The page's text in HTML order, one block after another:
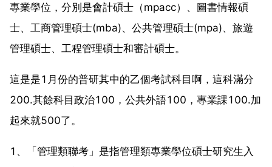
專業學位，分別是會計碩士（mpacc）、圖書情報碩
士、工商管理碩士(mba)、公共管理碩士(mpa)、旅遊
管理碩士、工程管理碩士和審計碩士。
這是是1月份的普研其中的乙個考試科目啊，這科滿分
200.其餘科目政治100，公共外語100，專業課100.加
起來就500了。
1、「管理類聯考」是指管理類專業學位碩士研究生入